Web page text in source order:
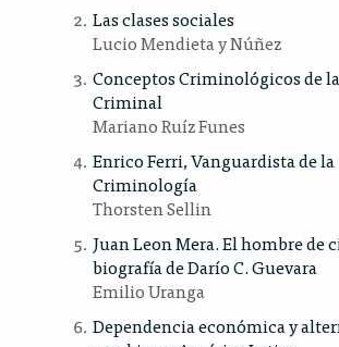
Las clases sociales
Lucio Mendieta y Núñez
Conceptos Criminológicos de
Criminal
Mariano Ruíz Funes
Enrico Ferri, Vanguardista de la
Criminología
Thorsten Sellin
Juan Leon Mera. El hombre de
biografía de Darío C. Guevara
Emilio Uranga
Dependencia económica y